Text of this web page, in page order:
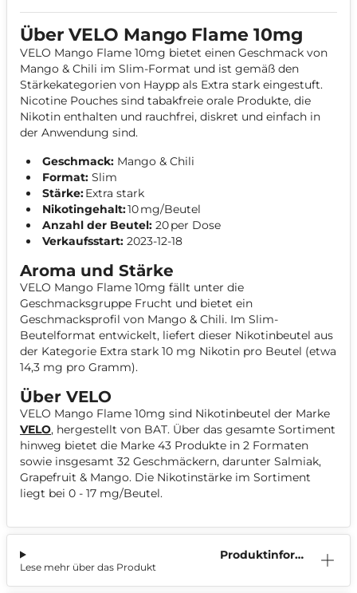
Über VELO Mango Flame 10mg
VELO Mango Flame 10mg bietet einen Geschmack von
Mango & Chili im Slim-Format und ist gemäß den
Stärkekategorien von Haypp als Extra stark eingestuft.
Nicotine Pouches sind tabakfreie orale Produkte, die
Nikotin enthalten und rauchfrei, diskret und einfach in
der Anwendung sind.
Geschmack: Mango & Chili
Format: Slim
Stärke:Extra stark
Nikotingehalt:10 mg/Beutel
Anzahl der Beutel: 20 per Dose
Verkaufsstart: 2023-12-18
Aroma und Stärke
VELO Mango Flame 10mg fällt unter die
Geschmacksgruppe Frucht und bietet ein
Geschmacksprofil von Mango & Chili. Im Slim-
Beutelformat entwickelt, liefert dieser Nikotinbeutel aus
der Kategorie Extra stark 10 mg Nikotin pro Beutel (etwa
14,3 mg pro Gramm).
Über VELO
VELO Mango Flame 10mg sind Nikotinbeutel der Marke
VELO, hergestellt von BAT. Über das gesamte Sortiment
hinweg bietet die Marke 43 Produkte in 2 Formaten
sowie insgesamt 32 Geschmäckern, darunter Salmiak,
Grapefruit & Mango. Die Nikotinstärke im Sortiment
liegt bei 0 - 17 mg/Beutel.
Produktinform
Lese mehr über das Produkt